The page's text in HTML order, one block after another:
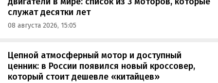
служат десятки лет
08 августа 2026, 15:05
Цепной атмосферный мотор и доступный
ценник: в России появился новый кроссовер,
который стоит дешевле «китайцев»